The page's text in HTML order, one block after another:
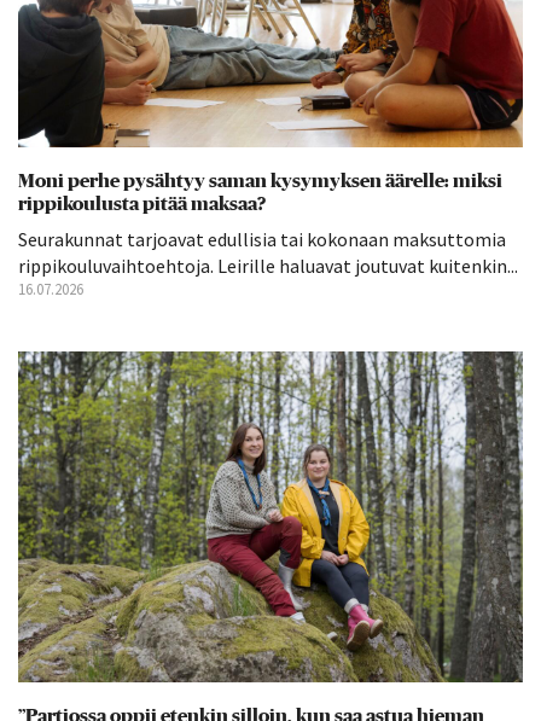
Moni perhe pysähtyy saman kysymyksen äärelle: miksi
rippikoulusta pitää maksaa?
Seurakunnat tarjoavat edullisia tai kokonaan maksuttomia
rippikouluvaihtoehtoja. Leirille haluavat joutuvat kuitenkin...
16.07.2026
”Partiossa oppii etenkin silloin, kun saa astua hieman